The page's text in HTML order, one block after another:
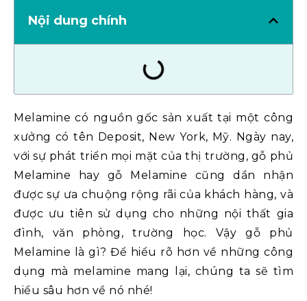
Nội dung chính
Melamine có nguồn gốc sản xuất tại một công
xưởng có tên Deposit, New York, Mỹ. Ngày nay,
với sự phát triển mọi mặt của thị trường, gỗ phủ
Melamine hay gỗ Melamine cũng dần nhận
được sự ưa chuộng rộng rãi của khách hàng, và
được ưu tiên sử dụng cho những nội thất gia
đình, văn phòng, trường học. Vậy gỗ phủ
Melamine là gì? Để hiểu rõ hơn về những công
dụng mà melamine mang lại, chúng ta sẽ tìm
hiểu sâu hơn về nó nhé!